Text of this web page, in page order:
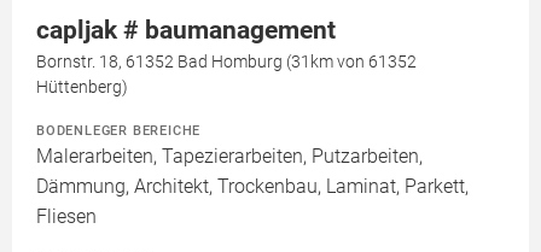
capljak # baumanagement
Bornstr. 18, 61352 Bad Homburg (31km von 61352
Hüttenberg)
BODENLEGER BEREICHE
Malerarbeiten, Tapezierarbeiten, Putzarbeiten,
Dämmung, Architekt, Trockenbau, Laminat, Parkett,
Fliesen